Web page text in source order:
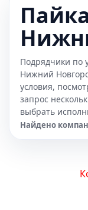
О сервисе
Подрядчики по
Нижний
условия,
запрос
выбрать
Найдено